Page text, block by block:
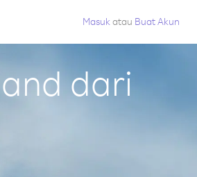
Masuk atau Buat Akun
dari